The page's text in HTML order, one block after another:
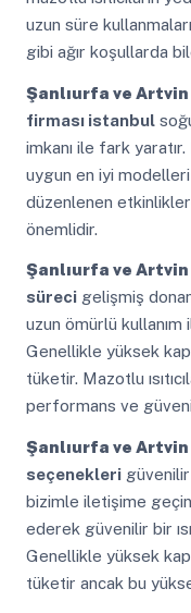
uzun süre
gibi ağır koşullarda
Şanlıurfa ve Artvin
firması istanbul
imkanı ile fark yaratır.
uygun en iyi modelleri
düzenlenen
önemlidir.
Şanlıurfa ve Artvin
sürecigelişmiş
uzun ömürlü kullanım
Genellikle yüksek
tüketir. Mazotlu
performans ve
Şanlıurfa ve Artvin
seçeneklerigüvenilir
bizimle iletişime geçin.
ederek güvenilir bir
Genellikle yüksek
tüketir ancak bu